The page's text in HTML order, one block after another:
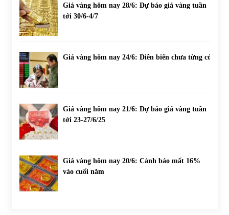
Giá vàng hôm nay 28/6: Dự báo giá vàng tuần
tới 30/6-4/7
Giá vàng hôm nay 24/6: Diễn biến chưa từng có
Giá vàng hôm nay 21/6: Dự báo giá vàng tuần
tới 23-27/6/25
Giá vàng hôm nay 20/6: Cảnh báo mất 16%
vào cuối năm